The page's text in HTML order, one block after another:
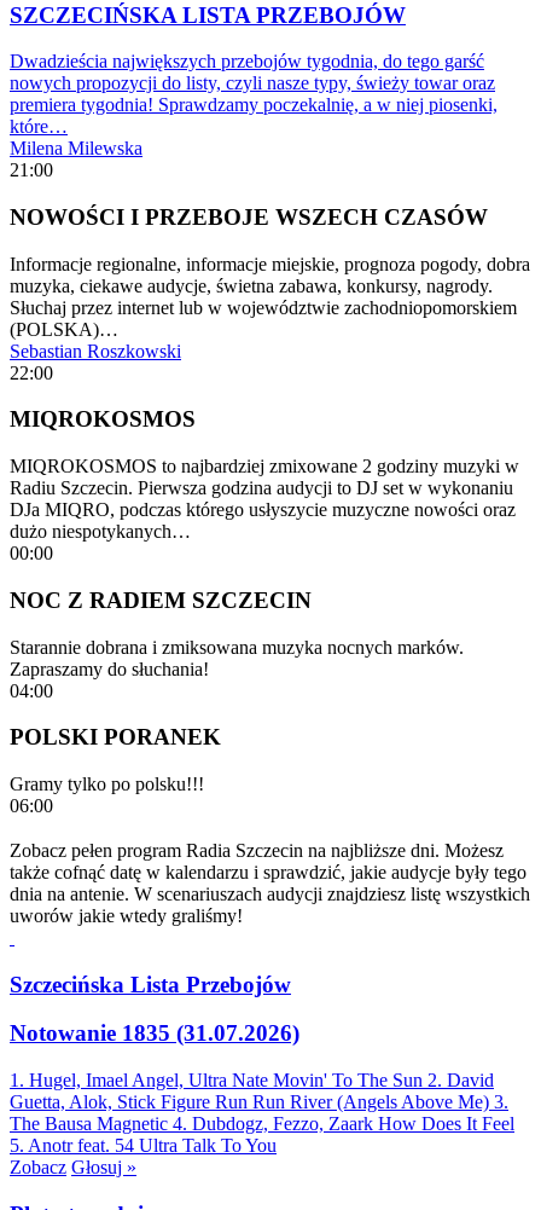
SZCZECIŃSKA LISTA PRZEBOJÓW
Dwadzieścia największych przebojów tygodnia, do tego garść
nowych propozycji do listy, czyli nasze typy, świeży towar oraz
premiera tygodnia! Sprawdzamy poczekalnię, a w niej piosenki,
które…
Milena Milewska
21:00
NOWOŚCI I PRZEBOJE WSZECH CZASÓW
Informacje regionalne, informacje miejskie, prognoza pogody, dobra
muzyka, ciekawe audycje, świetna zabawa, konkursy, nagrody.
Słuchaj przez internet lub w województwie zachodniopomorskiem
(POLSKA)…
Sebastian Roszkowski
22:00
MIQROKOSMOS
MIQROKOSMOS to najbardziej zmixowane 2 godziny muzyki w
Radiu Szczecin. Pierwsza godzina audycji to DJ set w wykonaniu
DJa MIQRO, podczas którego usłyszycie muzyczne nowości oraz
dużo niespotykanych…
00:00
NOC Z RADIEM SZCZECIN
Starannie dobrana i zmiksowana muzyka nocnych marków.
Zapraszamy do słuchania!
04:00
POLSKI PORANEK
Gramy tylko po polsku!!!
06:00
Zobacz pełen program Radia Szczecin na najbliższe dni. Możesz
także cofnąć datę w kalendarzu i sprawdzić, jakie audycje były tego
dnia na antenie. W scenariuszach audycji znajdziesz listę wszystkich
uworów jakie wtedy graliśmy!
Szczecińska Lista Przebojów
Notowanie 1835 (31.07.2026)
1. Hugel, Imael Angel, Ultra Nate Movin' To The Sun 2. David
Guetta, Alok, Stick Figure Run Run River (Angels Above Me) 3.
The Bausa Magnetic 4. Dubdogz, Fezzo, Zaark How Does It Feel
5. Anotr feat. 54 Ultra Talk To You
Zobacz Głosuj »